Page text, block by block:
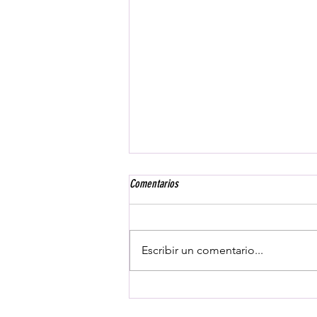
Comentarios
Escribir un comentario...